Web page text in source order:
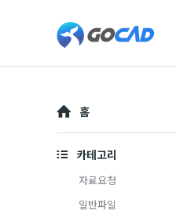
홈
카테고리
자료요청
일반파일